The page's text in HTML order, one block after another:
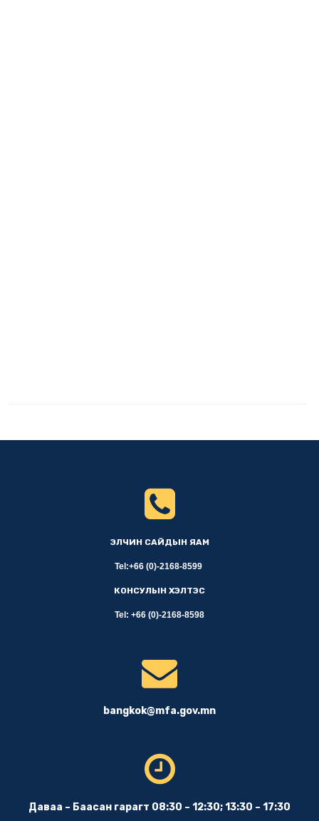
ЭЛЧИН САЙДЫН ЯАМ
Tel:+66 (0)-2168-8599
КОНСУЛЫН ХЭЛТЭС
Tel: +66 (0)-2168-8598
bangkok@mfa.gov.mn
Даваа – Баасан гарагт 08:30 – 12:30; 13:30 – 17:30